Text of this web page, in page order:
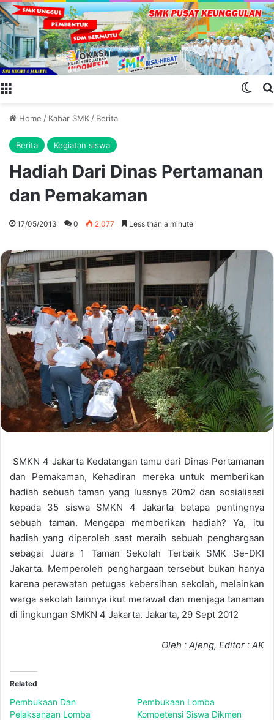
Home / Kabar SMK / Berita
Berita Kegiatan siswa
Hadiah Dari Dinas Pertamanan
dan Pemakaman
17/05/2013 0 2,077 Less than a minute
SMKN 4 Jakarta Kedatangan tamu dari Dinas Pertamanan
dan Pemakaman, Kehadiran mereka untuk memberikan
hadiah sebuah taman yang luasnya 20m2 dan sosialisasi
kepada 35 siswa SMKN 4 Jakarta betapa pentingnya
sebuah taman. Mengapa memberikan hadiah? Ya, itu
hadiah yang diperoleh saat meraih sebuah penghargaan
sebagai Juara 1 Taman Sekolah Terbaik SMK Se-DKI
Jakarta. Memperoleh penghargaan tersebut bukan hanya
karena perawatan petugas kebersihan sekolah, melainkan
warga sekolah lainnya ikut merawat dan menjaga tanaman
di lingkungan SMKN 4 Jakarta. Jakarta, 29 Sept 2012
Oleh : Ajeng, Editor : AK
Related
Pembukaan Dan
Pelaksanaan Lomba
Pembukaan Lomba
Kompetensi Siswa Dikmen